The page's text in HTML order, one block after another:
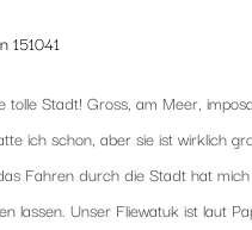
tolle Stadt! Gross, am Meer,
ich schon, aber sie ist wirklich
Fahren durch die Stadt hat
lassen. Unser Fliewatuk ist laut